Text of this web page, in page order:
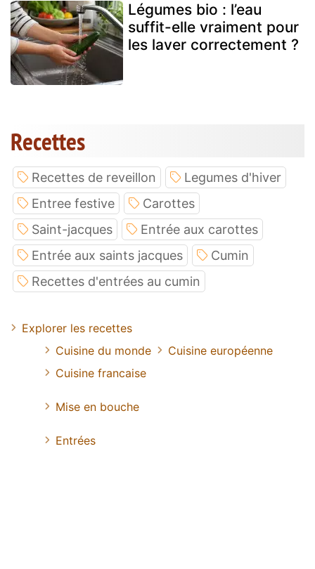
Légumes bio : l’eau
suffit-elle vraiment pour
les laver correctement ?
Recettes
Recettes de reveillon
Legumes d'hiver
Entree festive
Carottes
Saint-jacques
Entrée aux carottes
Entrée aux saints jacques
Cumin
Recettes d'entrées au cumin
Explorer les recettes
Cuisine du monde
Cuisine européenne
Cuisine francaise
Mise en bouche
Entrées